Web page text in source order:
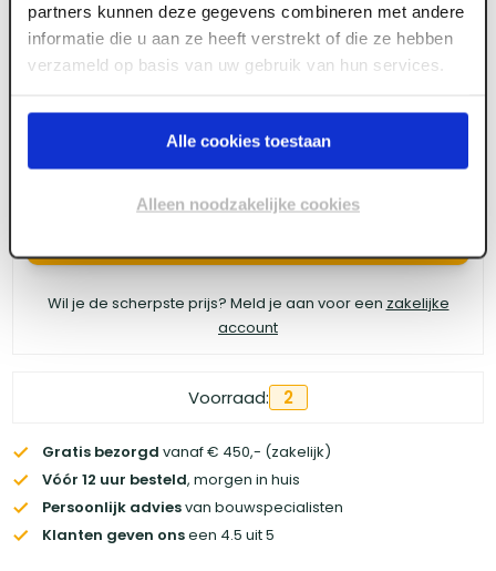
partners kunnen deze gegevens combineren met andere
informatie die u aan ze heeft verstrekt of die ze hebben
verzameld op basis van uw gebruik van hun services.
Alle cookies toestaan
Alleen noodzakelijke cookies
(250 st/ds)
Meld je aan of maak een account aan om toegang
te krijgen tot de prijzen.
Wil je de scherpste prijs? Meld je aan voor een zakelijke
account
Voorraad: 2
Gratis bezorgd vanaf € 450,- (zakelijk)
Vóór 12 uur besteld, morgen in huis
Persoonlijk adviesvan bouwspecialisten
Klanten geven onseen 4.5 uit 5